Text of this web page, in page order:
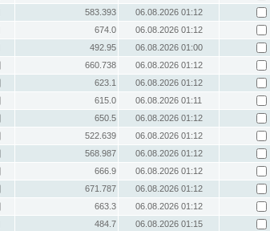
583.393
06.08.2026 01:12
674.0
06.08.2026 01:12
492.95
06.08.2026 01:00
660.738
06.08.2026 01:12
623.1
06.08.2026 01:12
615.0
06.08.2026 01:11
650.5
06.08.2026 01:12
522.639
06.08.2026 01:12
568.987
06.08.2026 01:12
666.9
06.08.2026 01:12
671.787
06.08.2026 01:12
663.3
06.08.2026 01:12
484.7
06.08.2026 01:15